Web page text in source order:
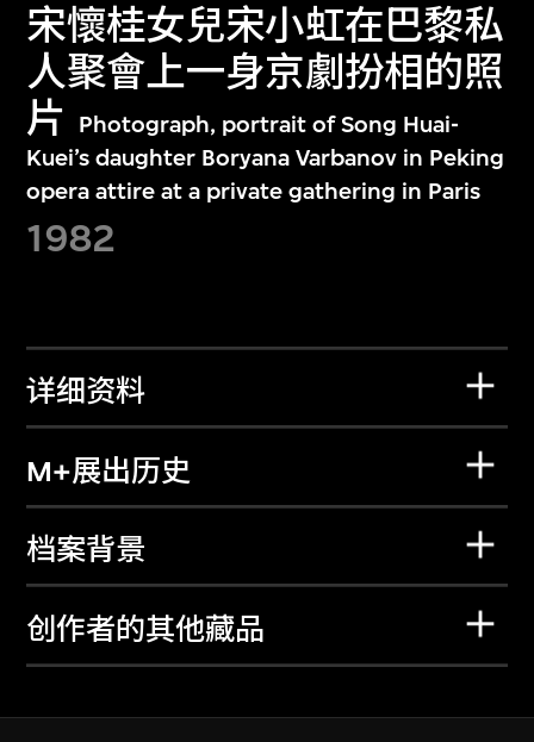
宋懷桂女兒宋小虹在巴黎私
人聚會上一身京劇扮相的照
片
Photograph, portrait of Song Huai-
Kuei’s daughter Boryana Varbanov in Peking
opera attire at a private gathering in Paris
1982
详细资料
M+展出历史
档案背景
创作者的其他藏品